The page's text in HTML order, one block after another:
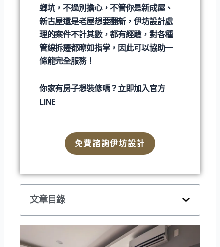
螂坑，不過別擔心，不管你是新成屋、
新古屋還是老屋想要翻新，伊坊設計處
理的案件不計其數，都有經驗，對各種
管線拆遷都瞭如指掌，因此可以協助一
條龍完全服務！
你家有房子想裝修嗎？立即加入官方
LINE
免費諮詢伊坊設計
文章目錄